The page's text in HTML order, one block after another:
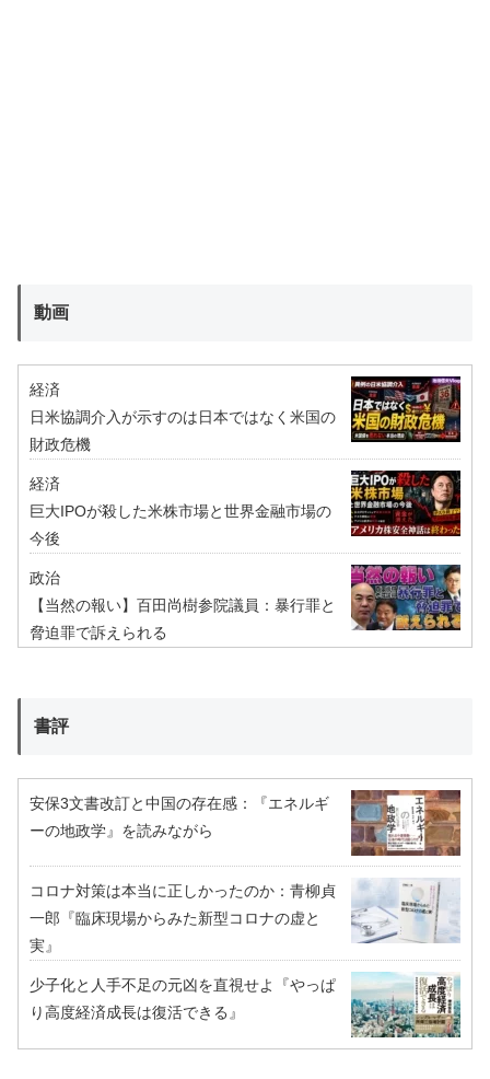
動画
経済
日米協調介入が示すのは日本ではなく米国の
財政危機
経済
巨大IPOが殺した米株市場と世界金融市場の
今後
政治
【当然の報い】百田尚樹参院議員：暴行罪と
脅迫罪で訴えられる
書評
安保3文書改訂と中国の存在感：『エネルギ
ーの地政学』を読みながら
コロナ対策は本当に正しかったのか：青柳貞
一郎『臨床現場からみた新型コロナの虚と
実』
少子化と人手不足の元凶を直視せよ『やっぱ
り高度経済成長は復活できる』